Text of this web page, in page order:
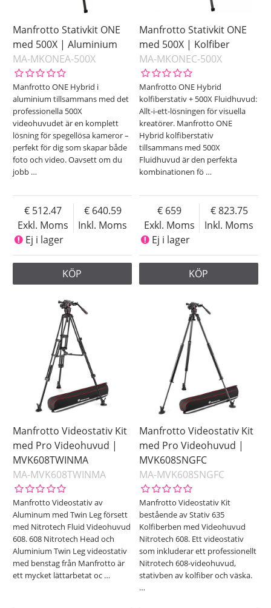
Manfrotto Stativkit ONE
med 500X | Aluminium
MA-MKONEA-500X
Manfrotto ONE Hybrid i
aluminium tillsammans med det
professionella 500X
videohuvudet är en komplett
lösning för spegellösa kameror –
perfekt för dig som skapar både
foto och video. Oavsett om du
jobb …
Exkl. Moms
512.47
Inkl. Moms
640.59
Ej i lager
KÖP
Manfrotto Stativkit ONE
med 500X | Kolfiber
MA-MKONEC-500X
Manfrotto ONE Hybrid
kolfiberstativ + 500X Fluidhuvud:
Allt-i-ett-lösningen för visuella
kreatörer. Manfrotto ONE
Hybrid kolfiberstativ
tillsammans med 500X
Fluidhuvud är den perfekta
kombinationen fö …
Exkl. Moms
659
Inkl. Moms
823.75
Ej i lager
KÖP
Manfrotto Videostativ Kit
med Pro Videohuvud |
MVK608TWINMA
MA-MVK608TWINMA
Manfrotto Videostativ av
Aluminum med Twin Leg försett
med Nitrotech Fluid Videohuvud
608. 608 Nitrotech Head och
Aluminium Twin Leg videostativ
med benstag från Manfrotto är
ett mycket lättarbetat oc …
Manfrotto Videostativ Kit
med Pro Videohuvud |
MVK608SNGFC
MA-MVK608SNGFC
Manfrotto Videostativ Kit
bestående av Stativ 635
Kolfiberben med Videohuvud
Nitrotech 608. Ett videostativ
som inkluderar ett professionellt
Nitrotech 608-videohuvud,
stativben av kolfiber och väska.
…